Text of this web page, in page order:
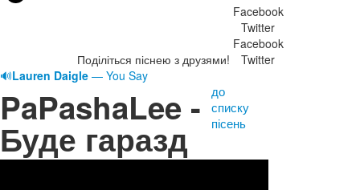
Поділіться піснею з друзями!
Facebook
Twitter
Facebook
Twitter
🔊Lauren Daigle — You Say
PaPashaLee -
Буде гаразд
до
списку
пісень